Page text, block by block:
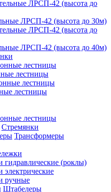
ЛРСП-42 (высота до 30м)
ЛРСП-42 (высота до 40м)
лестницы
лестницы
лестницы
Стремянки
Трансформеры
гидравлические (роклы)
электрические
ручные
Штабелеры